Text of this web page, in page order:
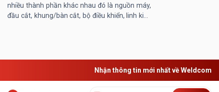
nhiều thành phần khác nhau đó là nguồn máy,
đầu cắt, khung/bàn cắt, bộ điều khiển, linh kiện
Nhận thông tin mới nhất về Weldcom